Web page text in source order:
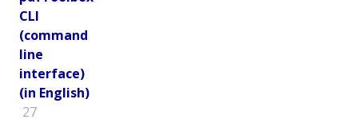
CLI
(command
line
interface)
(in English)
27